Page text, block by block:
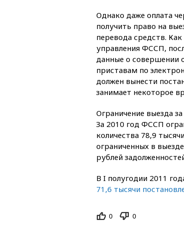
Однако даже оплата
получить право на
перевода средств.
управления ФССП,
данные о совершении
приставам по
должен вынести
занимает некоторое
Ограничение выезда
За 2010 год ФССП
количества 78,9
ограниченных в
рублей
В I полугодии 2011
71,6 тысячи
0 0